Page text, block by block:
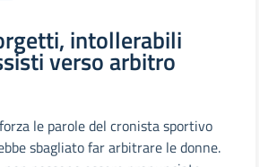
intollerabili
verso arbitro
le parole del cronista sportivo
sbagliato far arbitrare le donne.